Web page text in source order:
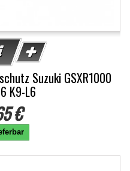
Suzuki GSXR1000
K9-L6
€